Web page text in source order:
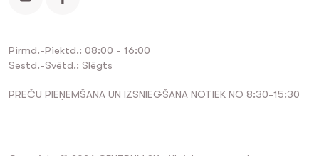
Pirmd.-Piektd.: 08:00 - 16:00
Sestd.-Svētd.: Slēgts
PREČU PIEŅEMŠANA UN IZSNIEGŠANA NOTIEK NO 8:30-15:30